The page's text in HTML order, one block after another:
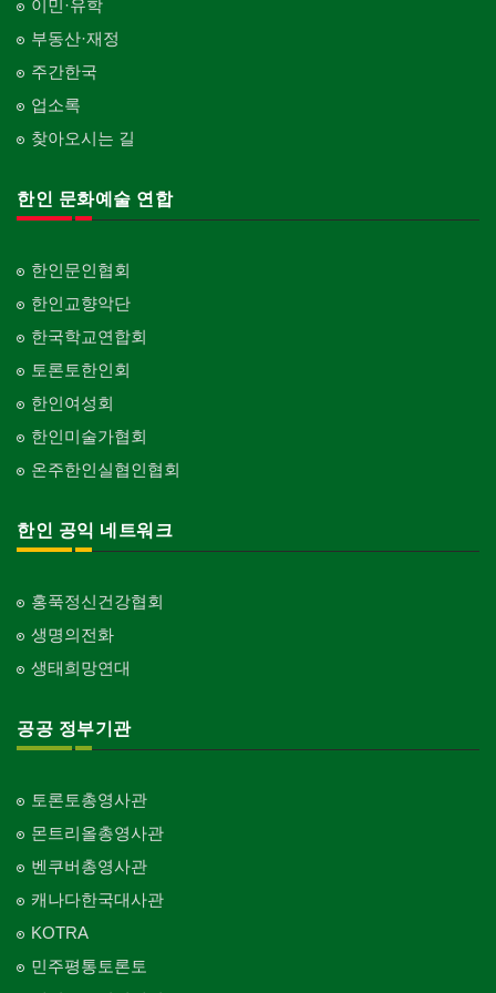
이민·유학
부동산·재정
주간한국
업소록
찾아오시는 길
한인 문화예술 연합
한인문인협회
한인교향악단
한국학교연합회
토론토한인회
한인여성회
한인미술가협회
온주한인실협인협회
한인 공익 네트워크
홍푹정신건강협회
생명의전화
생태희망연대
공공 정부기관
토론토총영사관
몬트리올총영사관
벤쿠버총영사관
캐나다한국대사관
KOTRA
민주평통토론토